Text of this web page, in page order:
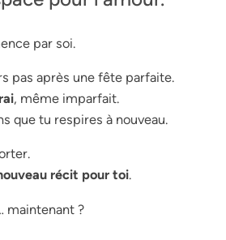
par soi.
pas après une fête parfaite.
, même imparfait.
que tu respires à nouveau.
récit pour toi.
maintenant ?